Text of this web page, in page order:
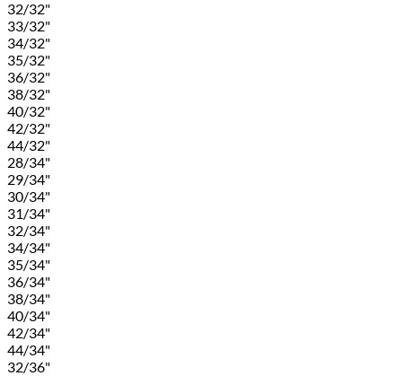
32/32"
33/32"
34/32"
35/32"
36/32"
38/32"
40/32"
42/32"
44/32"
28/34"
29/34"
30/34"
31/34"
32/34"
34/34"
35/34"
36/34"
38/34"
40/34"
42/34"
44/34"
32/36"